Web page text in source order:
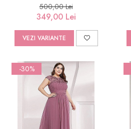
500,00 Lei
349,00 Lei
VEZI VARIANTE
-30%